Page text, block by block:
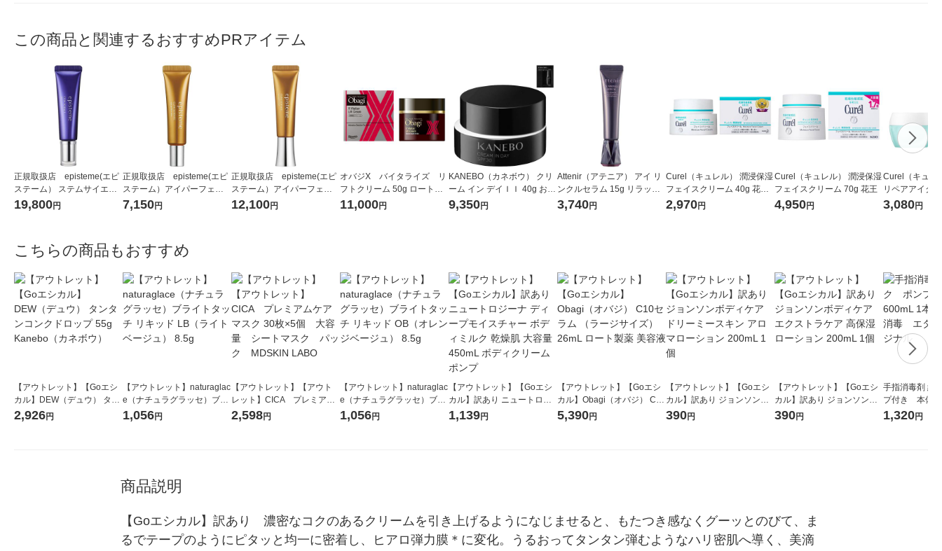
この商品と関連するおすすめPRアイテム
正規取扱店 episteme(エピ
ステーム） ステムサイエン
スアイ 18g アイクリーム
19,800円
正規取扱店 episteme(エピ
ステーム）アイパーフェク
トショットb 9g アイクリ
7,150円
正規取扱店 episteme(エピ
ステーム）アイパーフェク
トショットb 18g アイクリ
12,100円
オバジX バイタライズ リ
フトクリーム 50g ロート製
薬
11,000円
KANEBO（カネボウ） クリ
ーム イン デイＩＩ 40g おま
け付き
9,350円
Attenir（アテニア） アイ リ
ンクルセラム 15g リラック
スハーブアロマの香り 医薬
3,740円
Curel（キュレル） 潤浸保湿
フェイスクリーム 40g 花
王 敏感肌
2,970円
Curel（キュレル） 潤浸保湿
フェイスクリーム 70g 花王
4,950円
Curel（キュレ
リペアアイク
3,080円
こちらの商品もおすすめ
【アウトレット】【Goエシ
カル】DEW（デュウ） タン
タンコンクドロップ 55g Ka
2,926円
【アウトレット】naturaglac
e（ナチュラグラッセ）ブラ
イトタッチ リキッド LB（ラ
1,056円
【アウトレット】【アウト
レット】CICA プレミアム
ケアマスク 30枚×5個 大容
2,598円
【アウトレット】naturaglac
e（ナチュラグラッセ）ブラ
イトタッチ リキッド OB（オ
1,056円
【アウトレット】【Goエシ
カル】訳あり ニュートロジ
ーナ ディープモイスチャー
1,139円
【アウトレット】【Goエシ
カル】Obagi（オバジ） C10
セラム （ラージサイズ） 26
5,390円
【アウトレット】【Goエシ
カル】訳あり ジョンソンボ
ディケア ドリーミースキン
390円
【アウトレット】【Goエシ
カル】訳あり ジョンソンボ
ディケア エクストラケア 高
390円
手指消毒剤 紙
プ付き 本体
ルコール消毒
1,320円
商品説明
【Goエシカル】訳あり　濃密なコクのあるクリームを引き上げるようになじませると、もたつき感なくグーッとのびて、ま
るでテープのようにピタッと均一に密着し、ヒアロ弾力膜＊に変化。うるおってタンタン弾むようなハリ密肌へ導く、美滴